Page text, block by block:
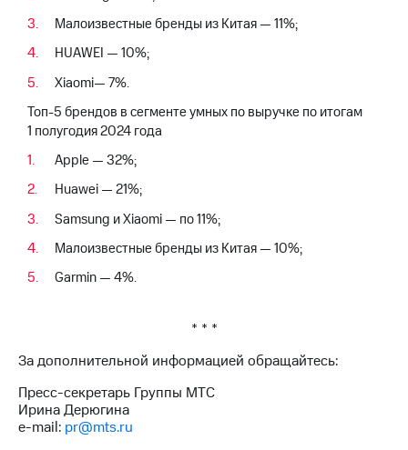
Контакты
деловая этика
На главную
Малоизвестные бренды из Китая — 11%;
HUAWEI — 10%;
Xiaomi— 7%.
Топ-5 брендов в сегменте умных по выручке по итогам
1 полугодия 2024 года
Apple — 32%;
Huawei — 21%;
Samsung и Xiaomi — по 11%;
Малоизвестные бренды из Китая — 10%;
Garmin — 4%.
* * *
За дополнительной информацией обращайтесь:
Пресс-секретарь Группы МТС
Ирина Дерюгина
e-mail: pr@mts.ru